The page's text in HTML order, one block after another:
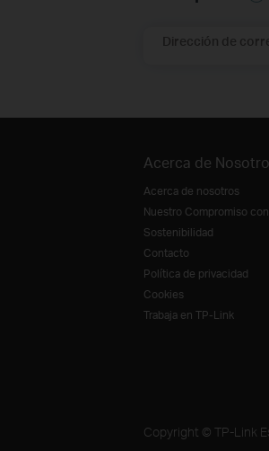
Dirección de
Acerca de
Acerca de nosotros
Nuestro Compromiso
Sostenibilidad
Contacto
Política de privacidad
Cookies
Trabaja en TP-Link
Copyright © TP-Link